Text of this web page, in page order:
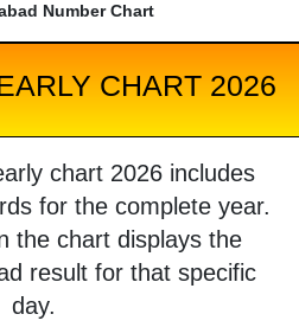
Number Chart
CHART 2026
chart 2026 includes
for the complete year.
the chart displays the
result for that specific
day.